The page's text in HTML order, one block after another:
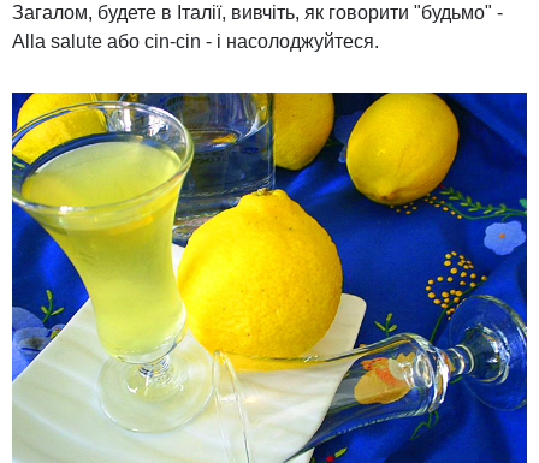
Загалом, будете в Італії, вивчіть, як говорити "будьмо" -
Alla salute або cin-cin - і насолоджуйтеся.